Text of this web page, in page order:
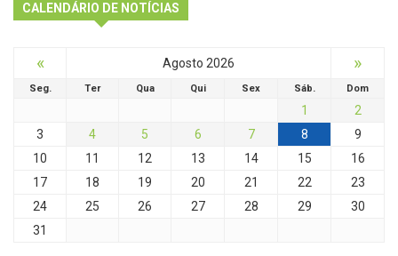
CALENDÁRIO DE NOTÍCIAS
« Agosto 2026 »
Seg. Ter Qua Qui Sex Sáb. Dom
1
2
3
4 5 6 7 8
9
10
11 12 13 14 15
16
17
18 19 20 21 22
23
24
25 26 27 28 29
30
31